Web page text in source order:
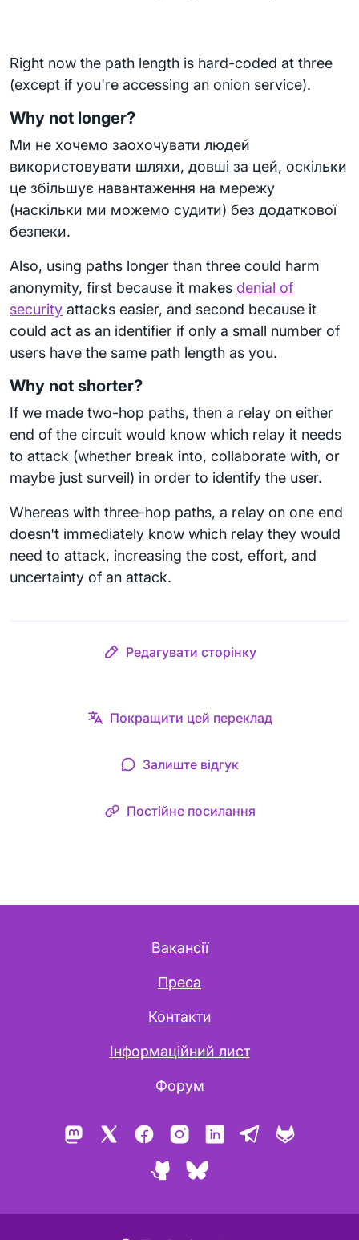
Right now the path length is hard-coded at three
(except if you're accessing an onion service).
Why not longer?
Ми не хочемо заохочувати людей
використовувати шляхи, довші за цей, оскільки
це збільшує навантаження на мережу
(наскільки ми можемо судити) без додаткової
безпеки.
Also, using paths longer than three could harm
anonymity, first because it makes denial of
security attacks easier, and second because it
could act as an identifier if only a small number of
users have the same path length as you.
Why not shorter?
If we made two-hop paths, then a relay on either
end of the circuit would know which relay it needs
to attack (whether break into, collaborate with, or
maybe just surveil) in order to identify the user.
Whereas with three-hop paths, a relay on one end
doesn't immediately know which relay they would
need to attack, increasing the cost, effort, and
uncertainty of an attack.
Редагувати сторінку
Покращити цей переклад
Залиште відгук
Постійне посилання
Вакансії
Преса
Контакти
Інформаційний лист
Форум
Mastodon FacebookInstagramLinkedInTelegram
GitHubBluesky